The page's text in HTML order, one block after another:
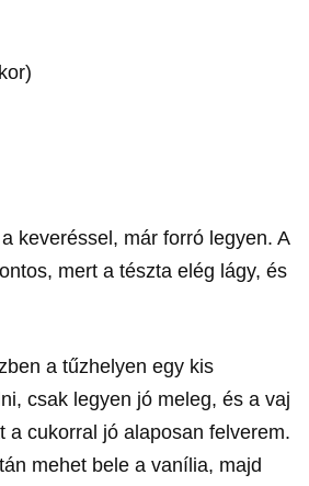
keveréssel, már forró legyen. A
mert a tészta elég lágy, és
a tűzhelyen egy kis
csak legyen jó meleg, és a vaj
a cukorral jó alaposan felverem.
mehet bele a vanília, majd